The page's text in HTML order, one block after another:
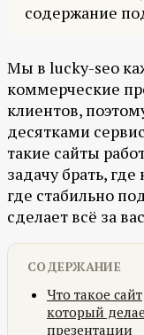
содержание
Мы в lucky-seo
коммерческие
клиентов,
десятками
такие сайты
задачу брать,
где стабильно
сделает всё за
СОДЕРЖАНИЕ
Что такое сайт
который
презентации